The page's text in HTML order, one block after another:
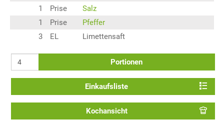
1
Prise
Salz
1
Prise
Pfeffer
3
EL Limettensaft
Portionen
Einkaufsliste
Kochansicht